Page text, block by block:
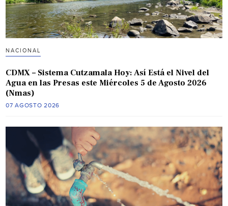
NACIONAL
CDMX – Sistema Cutzamala Hoy: Así Está el Nivel del
Agua en las Presas este Miércoles 5 de Agosto 2026
(Nmas)
07 AGOSTO 2026